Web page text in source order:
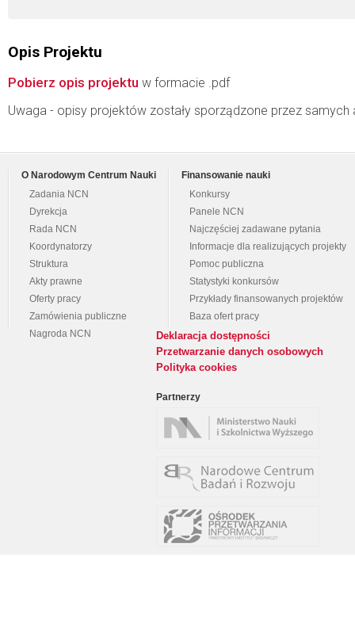
Opis Projektu
Pobierz opis projektu w formacie .pdf
Uwaga - opisy projektów zostały sporządzone przez
O Narodowym Centrum Nauki
Zadania NCN
Dyrekcja
Rada NCN
Koordynatorzy
Struktura
Akty prawne
Oferty pracy
Zamówienia publiczne
Nagroda NCN
Finansowanie nauki
Konkursy
Panele NCN
Najczęściej zadawane pytania
Informacje dla realizujących projekty
Pomoc publiczna
Statystyki konkursów
Przykłady finansowanych projektów
Baza ofert pracy
Deklaracja dostępności
Przetwarzanie danych osobowych
Polityka cookies
Partnerzy